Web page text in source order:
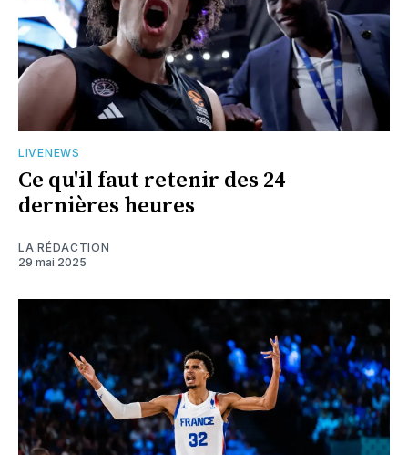
LIVENEWS
Ce qu'il faut retenir des 24
dernières heures
LA RÉDACTION
29 mai 2025